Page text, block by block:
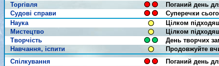
Торгівля
Поганий день
Судові справи
Суперечки
Наука
Цілком
Мистецтво
Цілком
Творчість
День творчих
Навчання, іспити
Продовжуйте
Спілкування
Поганий день